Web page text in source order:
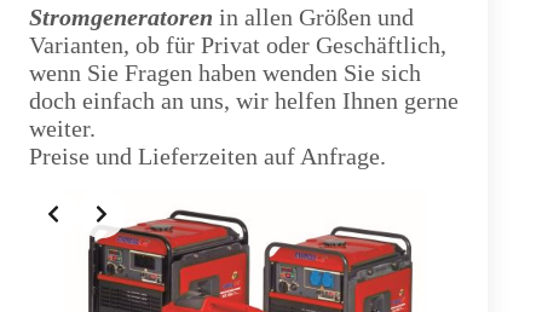
Stromgeneratoren in allen Größen und
Varianten, ob für Privat oder Geschäftlich,
wenn Sie Fragen haben wenden Sie sich
doch einfach an uns, wir helfen Ihnen gerne
weiter.
Preise und Lieferzeiten auf Anfrage.